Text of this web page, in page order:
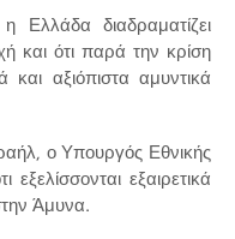
διαδραματίζει
και ότι παρά την κρίση
αξιόπιστα αμυντικά
ο Υπουργός Εθνικής
εξαιρετικά
Άμυνα.